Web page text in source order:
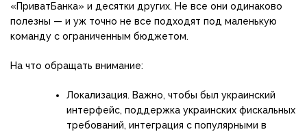
«ПриватБанка» и десятки других. Не все они одинаково
полезны — и уж точно не все подходят под маленькую
команду с ограниченным бюджетом.
На что обращать внимание:
Локализация. Важно, чтобы был украинский
интерфейс, поддержка украинских фискальных
требований, интеграция с популярными в